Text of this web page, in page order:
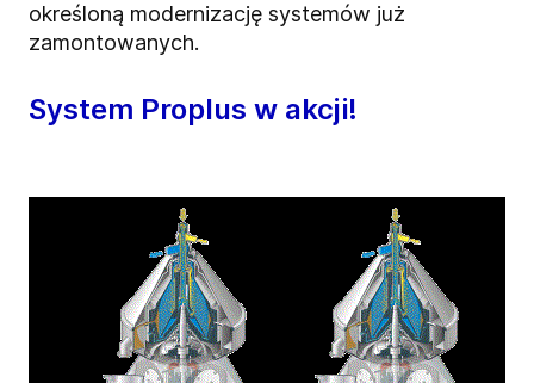
określoną modernizację systemów już
zamontowanych.
System Proplus w akcji!